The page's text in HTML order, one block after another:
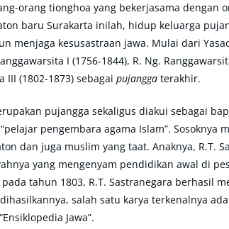
orang tionghoa yang bekerjasama dengan
baru Surakarta inilah, hidup keluarga
menjaga kesusastraan jawa. Mulai dari
I (1756-1844), R. Ng.
III (1802-1873) sebagai pujangga terakhir.
pujangga sekaligus diakui sebagai
pengembara agama Islam”. Sosoknya
dan juga muslim yang taat. Anaknya, R.T.
yang mengenyam pendidikan awal di
tahun 1803, R.T. Sastranegara berhasil
salah satu karya terkenalnya
Jawa”.